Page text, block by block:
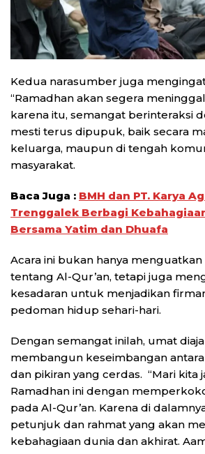
Kedua narasumber juga
“Ramadhan akan segera
karena itu, semangat berinteraksi
mesti terus dipupuk, baik secara
keluarga, maupun di tengah
masyarakat.
Baca Juga : BMH dan PT. Karya
Trenggalek Berbagi
Bersama Yatim dan Dhuafa
Acara ini bukan hanya
tentang Al-Qur’an, tetapi juga
kesadaran untuk menjadikan
pedoman hidup sehari-hari.
Dengan semangat inilah, umat
membangun keseimbangan
dan pikiran yang cerdas. “Mari
Ramadhan ini dengan
pada Al-Qur’an. Karena di
petunjuk dan rahmat yang akan
kebahagiaan dunia dan akhirat.